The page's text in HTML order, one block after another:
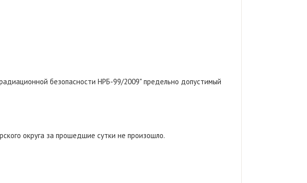
безопасности НРБ-99/2009" предельно допустимый
округа за прошедшие сутки не произошло.